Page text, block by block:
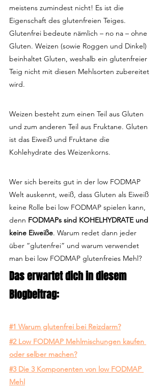
meistens zumindest nicht! Es ist die
Eigenschaft des glutenfreien Teiges.
Glutenfrei bedeute nämlich – no na – ohne
Gluten. Weizen (sowie Roggen und Dinkel)
beinhaltet Gluten, weshalb ein glutenfreier
Teig nicht mit diesen Mehlsorten zubereitet
wird.
Weizen besteht zum einen Teil aus Gluten
und zum anderen Teil aus Fruktane. Gluten
ist das Eiweiß und Fruktane die
Kohlehydrate des Weizenkorns.
Wer sich bereits gut in der low FODMAP
Welt auskennt, weiß, dass Gluten als Eiweiß
keine Rolle bei low FODMAP spielen kann,
denn FODMAPs sind KOHELHYDRATE und
keine Eiweiße. Warum redet dann jeder
über “glutenfrei” und warum verwendet
man bei low FODMAP glutenfreies Mehl?
Das erwartet dich in diesem
Blogbeitrag:
#1 Warum glutenfrei bei Reizdarm?
#2 Low FODMAP Mehlmischungen kaufen
oder selber machen?
#3 Die 3 Komponenten von low FODMAP
Mehl